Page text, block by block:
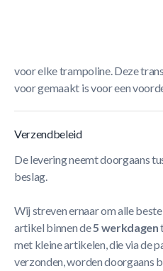
voor elke trampoline. Deze
voor gemaakt is voor een
Verzendbeleid
De levering neemt doorgaans
beslag.
Wij streven ernaar om alle
artikel binnen de5 werkdagen
met kleine artikelen, die via de
verzonden, worden doorgaans